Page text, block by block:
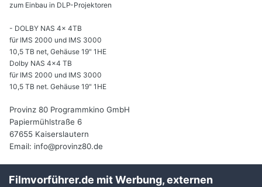
zum Einbau in DLP-Projektoren
- DOLBY NAS 4x 4TB
für IMS 2000 und IMS 3000
10,5 TB net, Gehäuse 19" 1HE
Dolby NAS 4x4 TB
für IMS 2000 und IMS 3000
10,5 TB net. Gehäuse 19" 1HE
Provinz 80 Programmkino GmbH
Papiermühlstraße 6
67655 Kaiserslautern
Email: info@provinz80.de
Filmvorführer.de mit Werbung, externen